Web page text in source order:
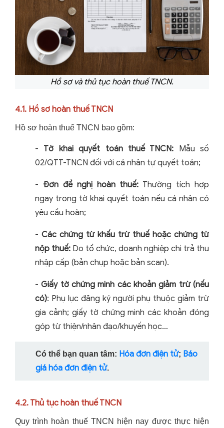
Hồ sơ và thủ tục hoàn thuế TNCN.
4.1. Hồ sơ hoàn thuế TNCN
Hồ sơ hoàn thuế TNCN bao gồm:
- Tờ khai quyết toán thuế TNCN: Mẫu số
02/QTT-TNCN đối với cá nhân tự quyết toán;
- Đơn đề nghị hoàn thuế: Thường tích hợp
ngay trong tờ khai quyết toán nếu cá nhân có
yêu cầu hoàn;
- Các chứng từ khấu trừ thuế hoặc chứng từ
nộp thuế: Do tổ chức, doanh nghiệp chi trả thu
nhập cấp (bản chụp hoặc bản scan).
- Giấy tờ chứng minh các khoản giảm trừ (nếu
có): Phụ lục đăng ký người phụ thuộc giảm trừ
gia cảnh; giấy tờ chứng minh các khoản đóng
góp từ thiện/nhân đạo/khuyến học…
Có thể bạn quan tâm: Hóa đơn điện tử; Báo
giá hóa đơn điện tử.
4.2. Thủ tục hoàn thuế TNCN
Quy trình hoàn thuế TNCN hiện nay được thực hiện